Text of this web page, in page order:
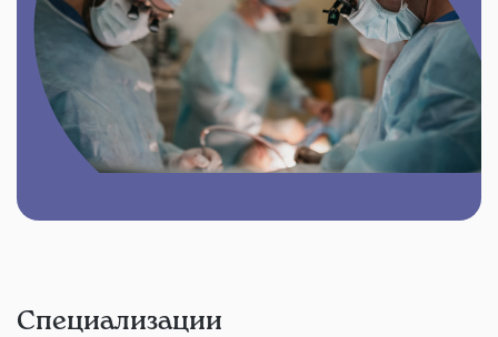
Специализации